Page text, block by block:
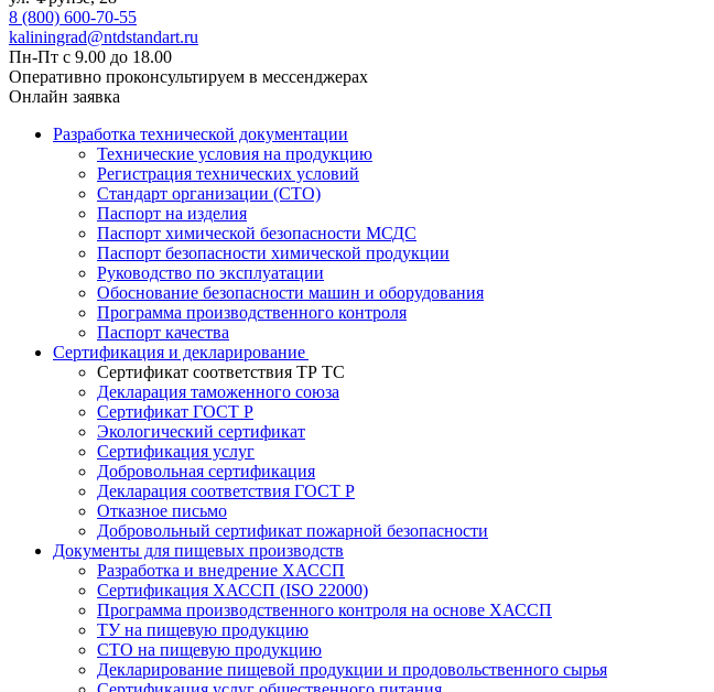
8 (800) 600-70-55
kaliningrad@ntdstandart.ru
Пн-Пт с 9.00 до 18.00
Оперативно проконсультируем в мессенджерах
Онлайн заявка
Разработка технической документации
Технические условия на продукцию
Регистрация технических условий
Стандарт организации (СТО)
Паспорт на изделия
Паспорт химической безопасности МСДС
Паспорт безопасности химической продукции
Руководство по эксплуатации
Обоснование безопасности машин и оборудования
Программа производственного контроля
Паспорт качества
Сертификация и декларирование
Сертификат соответствия ТР ТС
Декларация таможенного союза
Сертификат ГОСТ Р
Экологический сертификат
Сертификация услуг
Добровольная сертификация
Декларация соответствия ГОСТ Р
Отказное письмо
Добровольный сертификат пожарной безопасности
Документы для пищевых производств
Разработка и внедрение ХАССП
Сертификация ХАССП (ISO 22000)
Программа производственного контроля на основе ХАССП
ТУ на пищевую продукцию
СТО на пищевую продукцию
Декларирование пищевой продукции и продовольственного сырья